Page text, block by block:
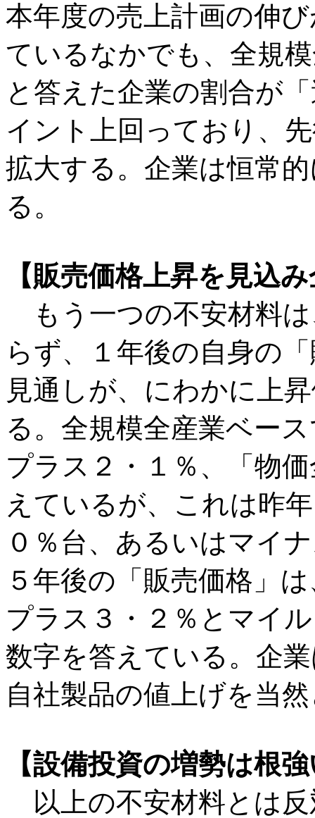
本年度の売上計画の伸
ているなかでも、全規
と答えた企業の割合が
イント上回っており、
拡大する。企業は恒常
る。
【販売価格上昇を見込
もう一つの不安材料
らず、１年後の自身の
見通しが、にわかに上
る。全規模全産業ベー
プラス２・１％、「物
えているが、これは昨
０％台、あるいはマイ
５年後の「販売価格」
プラス３・２％とマイ
数字を答えている。企
自社製品の値上げを当
【設備投資の増勢は根
以上の不安材料とは